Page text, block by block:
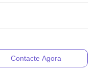
Contacte Agora